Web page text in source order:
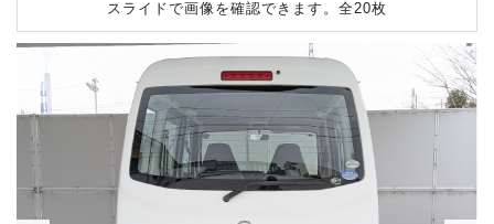
スライドで画像を確認できます。 全20枚